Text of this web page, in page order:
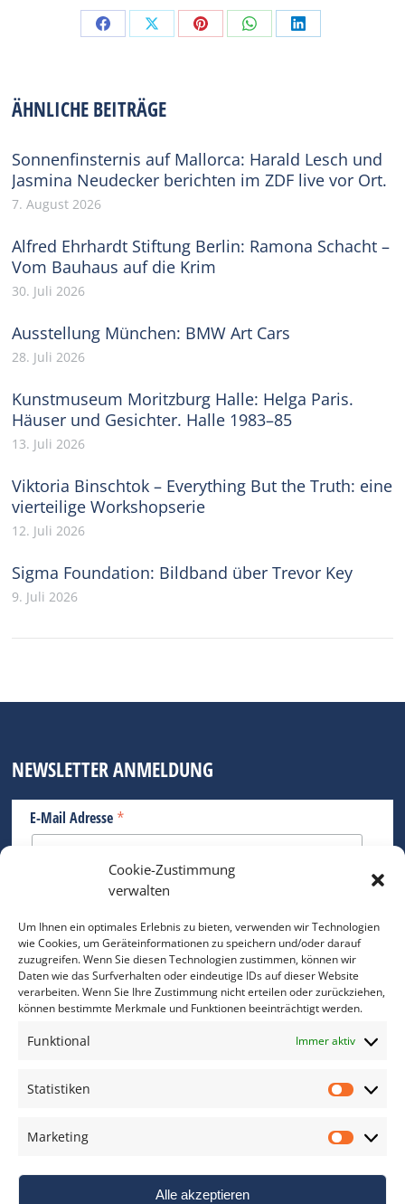
Cookie-Zustimmung
verwalten
Um Ihnen ein optimales Erlebnis zu bieten, verwenden wir Technologien
wie Cookies, um Geräteinformationen zu speichern und/oder darauf
zuzugreifen. Wenn Sie diesen Technologien zustimmen, können wir
Daten wie das Surfverhalten oder eindeutige IDs auf dieser Website
verarbeiten. Wenn Sie Ihre Zustimmung nicht erteilen oder zurückziehen,
können bestimmte Merkmale und Funktionen beeinträchtigt werden.
Funktional Immer aktiv
Statistiken
Marketing
Alle akzeptieren
Share Share Share Share Share
ÄHNLICHE BEITRÄGE
Sonnenfinsternis auf Mallorca: Harald Lesch und
Jasmina Neudecker berichten im ZDF live vor Ort.
7. August 2026
Alfred Ehrhardt Stiftung Berlin: Ramona Schacht –
Vom Bauhaus auf die Krim
30. Juli 2026
Ausstellung München: BMW Art Cars
28. Juli 2026
Kunstmuseum Moritzburg Halle: Helga Paris.
Häuser und Gesichter. Halle 1983–85
13. Juli 2026
Viktoria Binschtok – Everything But the Truth: eine
vierteilige Workshopserie
12. Juli 2026
Sigma Foundation: Bildband über Trevor Key
9. Juli 2026
NEWSLETTER ANMELDUNG
E-Mail Adresse *
Bitte geben Sie Ihre E-Mail Adresse ein.
*